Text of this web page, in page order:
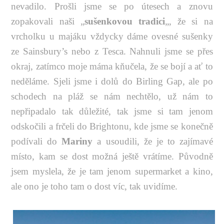
nevadilo. Prošli jsme se po útesech a znovu
zopakovali naši „sušenkovou tradici„, že si na
vrcholku u majáku vždycky dáme ovesné sušenky
ze Sainsbury’s nebo z Tesca. Nahnuli jsme se přes
okraj, zatímco moje máma kňučela, že se bojí a ať to
neděláme. Sjeli jsme i dolů do Birling Gap, ale po
schodech na pláž se nám nechtělo, už nám to
nepřipadalo tak důležité, tak jsme si tam jenom
odskočili a frčeli do Brightonu, kde jsme se konečně
podívali doMariny a usoudili, že je to zajímavé
místo, kam se dost možná ještě vrátíme. Původně
jsem myslela, že je tam jenom supermarket a kino,
ale ono je toho tam o dost víc, tak uvidíme.